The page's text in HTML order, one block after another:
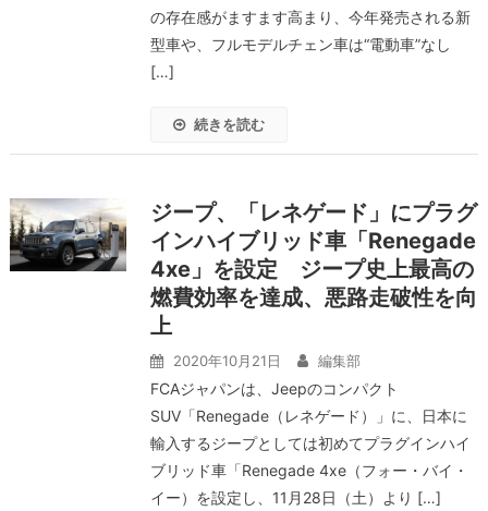
の存在感がますます高まり、今年発売される新
型車や、フルモデルチェン車は“電動車”なし
[…]
続きを読む
ジープ、「レネゲード」にプラグ
インハイブリッド車「Renegade
4xe」を設定 ジープ史上最高の
燃費効率を達成、悪路走破性を向
上
2020年10月21日 編集部
FCAジャパンは、Jeepのコンパクト
SUV「Renegade（レネゲード）」に、日本に
輸入するジープとしては初めてプラグインハイ
ブリッド車「Renegade 4xe（フォー・バイ・
イー）を設定し、11月28日（土）より […]